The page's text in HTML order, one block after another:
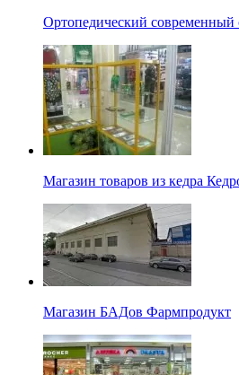
Ортопедический
Магазин товаров из кедра
Магазин БАДов Фармпродукт